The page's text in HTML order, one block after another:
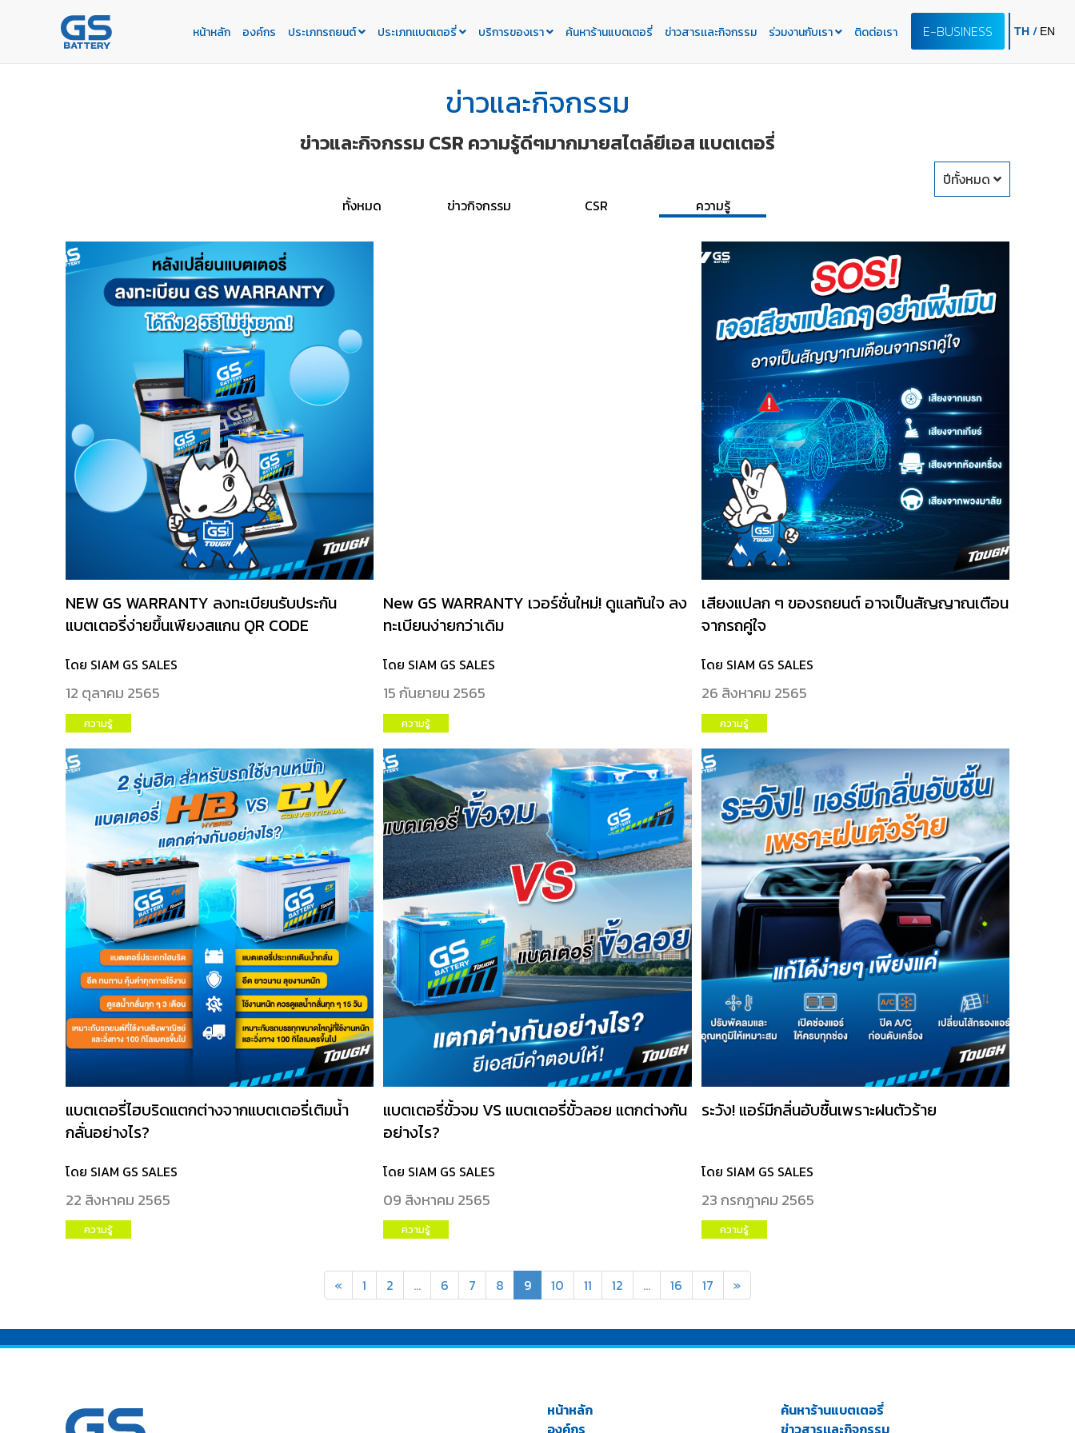
หน้าหลัก องค์กร ประเภทรถยนต์ ประเภทเเบตเตอรี่ บริการของเรา ค้นหาร้านแบตเตอรี่ ข่าวสารเเละกิจกรรม ร่วมงานกับเรา ติดต่อเรา E-BUSINESS TH / EN
ประเภทรถยนต์
ประเภทเเบตเตอรี่
บริการของเรา
ข่าวและกิจกรรม
ข่าวและกิจกรรม CSR ความรู้ดีๆมากมายสไตล์ยีเอส แบตเตอรี่
ปีทั้งหมด
ทั้งหมด
ข่าวกิจกรรม CSR ความรู้
NEW GS WARRANTY ลงทะเบียนรับประกัน
แบตเตอรี่ง่ายขึ้นเพียงสแกน QR CODE
โดย SIAM GS SALES
12 ตุลาคม 2565
ความรู้
New GS WARRANTY เวอร์ชั่นใหม่! ดูแลทันใจ ลง
ทะเบียนง่ายกว่าเดิม
โดย SIAM GS SALES
15 กันยายน 2565
ความรู้
เสียงแปลก ๆ ของรถยนต์ อาจเป็นสัญญาณเตือน
จากรถคู่ใจ
โดย SIAM GS SALES
26 สิงหาคม 2565
ความรู้
แบตเตอรี่ไฮบริดแตกต่างจากแบตเตอรี่เติมน้ำ
กลั่นอย่างไร?
โดย SIAM GS SALES
22 สิงหาคม 2565
ความรู้
แบตเตอรี่ขั้วจม VS แบตเตอรี่ขั้วลอย แตกต่างกัน
อย่างไร?
โดย SIAM GS SALES
09 สิงหาคม 2565
ความรู้
ระวัง! แอร์มีกลิ่นอับชื้นเพราะฝนตัวร้าย
โดย SIAM GS SALES
23 กรกฎาคม 2565
ความรู้
« 1 2 ... 6 7 8 9 10 11 12 ... 16 17 »
หน้าหลัก
องค์กร
ค้นหาร้านแบตเตอรี่
ข่าวสารเเละกิจกรรม